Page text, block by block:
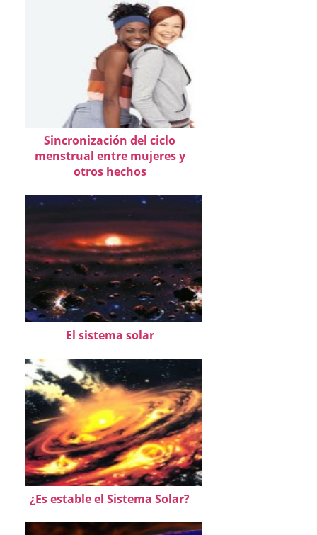
Sincronización del ciclo
menstrual entre mujeres y
otros hechos
El sistema solar
¿Es estable el Sistema Solar?